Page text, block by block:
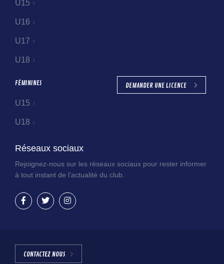
U15
U16
U17
U18
FÉMININES
U15
U18
DEMANDER UNE LICENCE
Réseaux sociaux
Rejoignez-nous sur les réseaux sociaux pour rester informer
à tout instant de l’actualité du club.
CONTACTEZ NOUS